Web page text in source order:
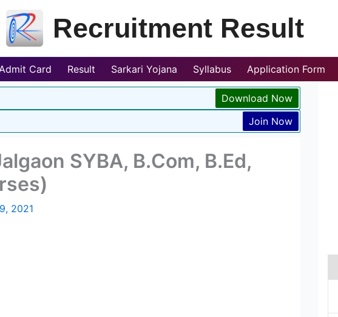
Recruitment Result
Card Result Sarkari Yojana Syllabus Application Form
Download Now
Join Now
SYBA, B.Com, B.Ed,
2021